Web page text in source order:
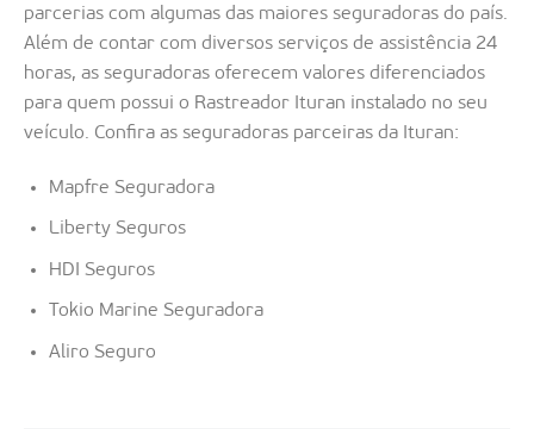
parcerias com algumas das maiores seguradoras do país.
Além de contar com diversos serviços de assistência 24
horas, as seguradoras oferecem valores diferenciados
para quem possui o Rastreador Ituran instalado no seu
veículo. Confira as seguradoras parceiras da Ituran:
Mapfre Seguradora
Liberty Seguros
HDI Seguros
Tokio Marine Seguradora
Aliro Seguro